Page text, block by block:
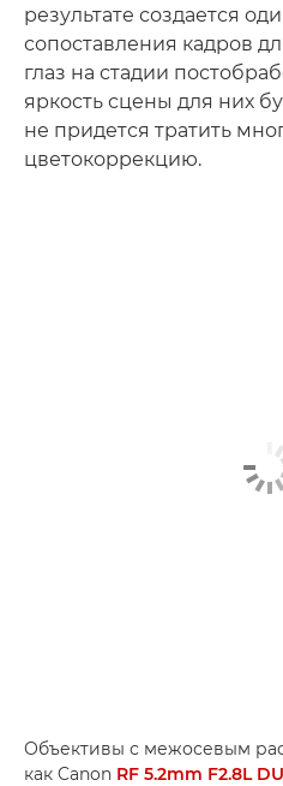
результате создается
сопоставления кадров
глаз на стадии
яркость сцены для них
не придется тратить
цветокоррекцию.
Объективы с межосевым
как Canon RF 5.2mm F2.8L